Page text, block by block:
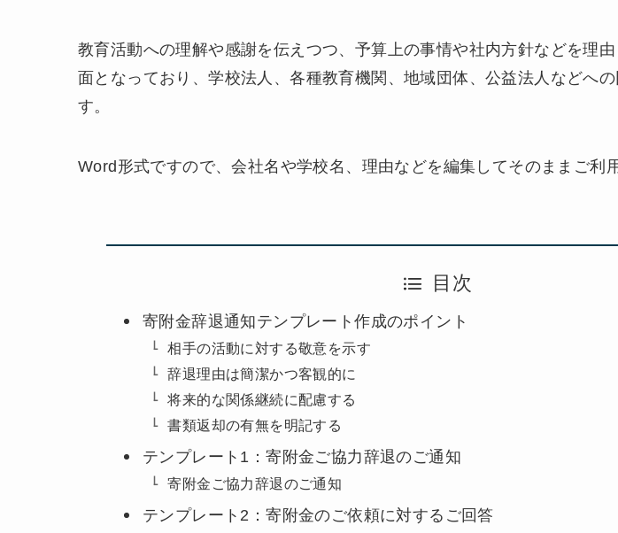
教育活動への理解や感謝を伝えつつ、予算上の事情や社内方針などを理
面となっており、学校法人、各種教育機関、地域団体、公益法人などへ
す。
Word形式ですので、会社名や学校名、理由などを編集してそのままご利
目次
寄附金辞退通知テンプレート作成のポイント
相手の活動に対する敬意を示す
辞退理由は簡潔かつ客観的に
将来的な関係継続に配慮する
書類返却の有無を明記する
テンプレート1：寄附金ご協力辞退のご通知
寄附金ご協力辞退のご通知
テンプレート2：寄附金のご依頼に対するご回答